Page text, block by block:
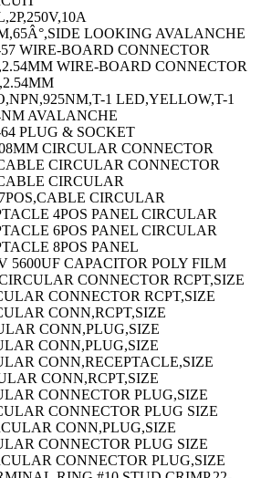
1NO,10A SENSOR MOUNTING BRACKET PHOTOELECTRIC SENSOR PHOTOELECTRIC SENSOR PHOTOELECTRIC SENSOR PHOTOELECTRIC SENSOR PHOTOELECTRIC SENSOR PHOTOELECTRIC SENSOR PHOTOELECTRIC SENSOR PHOTOELECTRIC SENSOR PHOTOELECTRIC SENSOR PHOTOELECTRIC SENSOR PHOTOELECTRIC SENSOR PHOTOELECTRIC SENSOR PHOTOELECTRIC SENSOR PHOTOELECTRIC SENSOR PHOTOELECTRIC SENSOR PHOTOELECTRIC SENSOR PHOTOELECTRIC SENSOR PHOTOELECTRIC SENSOR CAPACITANCE:18000PF CAPACITOR PP FILM 0.047UF,400V,5%,RADIAL CAPACITOR CERAMIC 1500PF,50V,X7R,10%,0402 CAPACITOR CERAMIC 47PF 50V,C0G,5%,0402 CAPACITOR CERAMIC,680PF,50V,X7R,10%,0402 CIRCUIT BREAKER,HYD-MAG,1P,125V,10A CIRCUIT BREAKER,HYD-MAG,1P,250V,2A CIRCUIT BREAKER,HYD-MAG,1P,250V,10A SHLD MULTIPR CABLE 10PR 100FT 300V CHR TRIMMER,POTENTIOMETER,5KOHM 12TURN THRU HOLE TRIMMER,POT 10KOHM 22TURN Panel Cermet Potentiometer Resistance Toleranc CIRCUIT BREAKER,HYD-MAG,1P,240V,20A CIRCUIT BREAKER,HYD-MAG,1P,240V,5A UNSHLD SOOW CORD 2COND 12AWG 250FT 600V TRIMMER,POTENTIOMETER,5KOHM 25TURN THRU HOLE TRIMMER,POTENTIOMETER,100KOHM 12TURN THRU HOLE TRIMMER,POTENTIOMETER,100 OHM 12TURN THRU HOLE TRIMMER,POTENTIOMETER,500 OHM 12TURN THRU HOLE POT,COND PLASTIC,5MOHM,20%,2W PLUG DUST CAP Proximity Sensor Proximity Sensor Input LIMIT SWITCH CONNECTEUR BORD DE CARTE 20 VOIES CONNECTEUR DIP 20V CONNECTEUR DIP 34V CONNECTEUR DIP 64V HE10 FEMELLE 14V ST FIBER OPTIC CONNECTOR 62.5/125?M MULTIMODE MODULAR BATTERY CONTACT,2 WAY,3A Lamps,Indicator Leaded Process Compatib TERMINAL,RING TONGUE,1/2IN,CRIMP TERMINAL,RING TONGUE,#10,CRIMP FERRITE CORE,CYLINDRICAL,220 OHM/100MHZ,300MHZ CONDENSATEUR SERIES:101 Hook-Up Wire Number of Conductors:1 ENCLOSURES,ACCESSORIES ENCLOSURE,JUNCTION BOX,STEEL,GRAY HOLE SEAL,STEEL,22MM HOLE SEAL,STAINLESS STEEL,27MM ENCLOSURE,WALL MOUNT,STEEL,GRAY EMBASE SIL 18V STAINLESS STEEL MOUNTING BRACKET KIT EMBASE SIL 8V EMBASE SIL 14V Wirewound Resistor Thick Film Resistor Series:HD Thick Film Resistor Series:HD Wirewound Resistor Series:PV Wirewound Resistor Wirewound Resistor Series:200 CAT5E RJ45 MODULAR JACK,8POS,1 PORT EMBASE MALE SUB-D COUDEE PLAST. 9 V EMBASE FEM. SUB-D COUDEE PLAST. 9 V EMBASE FEM. SUB-D COUDEE PLAST. 25 V DIODE MODULE,600V,70A,D-55 IC,PRECISION COMP,DUAL,1.3 uS,SOIC-8 LAMP,INCANDESCENT,BI PIN,12V TERMINAL,WIDE ROLL EYELET,0.07IN,THD TERMINAL,RING TONGUE,#8,CRIMP NATURAL LAMP,STACKABLE,INDICATOR,RED Indicating Light - 1 Light - D - 24V AC/ Indicating Light - 2 Lights - P - 24V AC LAMP STACKABLE IND RED/YEL/GRN/BLUE LAMP,STACKABLE,IND,RYG Super Slim Indicating Light - 3 Lights - Super Slim Indicating Light - 3 Lights - TERMINAL,MALE DISCONNECT,0.187IN,RED HOOK & LOOP FASTENER,203.2MM PERFORATED WIRE-BOARD CONNECTOR HEADER 8POS,2.54MM Ceramic Multilayer Capacitor HEAT SINK FEMALE SCREW LOCK KIT,#4-40 Switch Knob CIRCUIT BREAKER,THERMAL,1P,125V,10A CIRCUIT BREAKER,THERMAL,1P,125V,20A CIRCUIT BREAKER,THERMAL,1P,125V,5A CIRCUIT BREAKER,THERMAL,1P,250V,15A MICRO SWITCH PIN PLUNGER SPDT 100mA 250V POWER RELAY,6PDT,115VAC,3A,PLUG IN CIRCUIT BREAKER,THERMAL,2P,250V,20A POWER RELAY,SPDT,24VDC,30A,FLANGE CAPACITOR TANT,1UF,20V,AXIAL 10% HF INDUCTOR,470NH 150MA 10% 160MHZ N CH MOSFET,500V,12A,TO-204AA IC,SINGLE INVERTER,SOT-353-5 Pin Header Number of Contacts:10 PIN HEADER,6POS,3.5MM Standard Terminal Block TURNS COUNTING DIAL,20,6.35MM Terminal Block Number of Positions:10 Circular Connector Body Material:Metal CONTACT,MALE,20-16AWG,CRIMP CONTACT,RECEPTACLE,20-16AWG,CRIMP CONNECTOR CONTACT,PIN,CRIMP CONTACT BLOCK,1NO/1NC,10A,SCREW/CLAMP CAPACITOR ALUM ELEC 100UF,450V,20%,SNAP-IN CARD EJECTOR HEAT SINK IC-AUDIO DIGITAL FILTER CONVERTISSEUR N/A AUDIO CIRCULAR CONN PLUG SIZE 25 128POS,CABLE TERMINAL BLOCK,DIN RAIL,4POS,22-12AWG TERMINAL,RING TONGUE,#10,CRIMP TERMINAL,RING TONGUE,3/8IN,CRIMP TERMINAL,RING TONGUE,#4,CRIMP,RED CONNECTOR,HOUSING,PLUG,16POS,CABLE Jumper TAPE,SPLICING,RUBBER,BLACK 25MMX9.1MM MULTICONDUCTOR DATA CABLE,6 CONDUCTORS CABLE,COAXIAL,UNJKTED,RG405/U,24AWG,50FT,TIN BRD #18 GIFHDLDPE DBSH PVC Hook-Up Wire Conductor Size AWG:18 Hook-Up Wire #18GIFHDLDPE SH FS FRPVC HOOK-UP WIRE,250FT,8AWG,CU,BLACK Single inlet blower,centrifugal,AC mot LED,RED,T-1 3/4 (5MM),18MCD,700NM LED,RED,T-1 3/4 (5MM),150MCD,625NM POWER RELAY DPST-NO/NC,24V,25A BRACKET POWER RELAY,4PST-NO,24VDC,25A BRACKET TERMINAL,RING TONGUE,3/8IN,CRIMP BLUE TERMINAL,RING TONGUE,#4,CRIMP,RED CIRCUIT BREAKER,THERMAL MAG,2P,15A CIRCUIT BREAKER,THERMAL MAG,3P,10A MOUNTING BRACKET CIRCUIT BREAKER,THERMAL MAG,1P,25A CIRCUIT BREAKER,THERMAL MAG,1P,60A CIRCUIT BREAKER,THERMAL MAG,2P,60A SWITCH ACTUATOR RELAY SOCKET 300 VAC 7AMP TYPE R Long Nose Keying Plug For Use With:AMP S MICRO SWITCH,HINGE LEVER,SPDT,5A 250V MICRO SWITCH,HINGE LEVER,SPDT 15A 250V SWITCH,PUSHBUTTON,SPST-NO,10A,400V SWITCH,PUSHBUTTON,SPST-NO,10A,400V POWER RELAY,3PDT,240VAC,15A,PLUG IN TERMINAL,RING TONGUE,#10,CRIMP TERMINA,PARALLEL SPLICE,CRIMP,BRASS,22-18AWG Replacement Keys (2) ROTARY CAM SWITCH Female #16 Stamped and formed crimp contact 18C2411 SHLD MULTICOND CABLE,6COND,22AWG,500FT,300V TERMINAL,RING TONGUE 1/4IN CRIMP YELLOW SWITCH,SLIDE,SPDT,20V,THROUGH HOLE 1624R CMR 4P24 RED 1000 SIB MEASURING,WIRE GAUGE,WIRE GAUGE,U.S. SHLD MULTICOND CABLE,2COND,16AWG,500FT,300V CABLE,SHLD MULTICOND,2COND,18AWG,500FT,300V CABLE,SHLD MULTICOND,4COND,18AWG,1000FT,300V CABLE,SHLD MULTICOND,4COND,18AWG,500FT,300V SHLD MULTICOND CABLE,6COND,18AWG,500FT,300V CABLE,SHLD MULTICOND,6COND,18AWG,500FT,300V Multiconductor Cable SHLD MULTICOND CABLE,2COND,20AWG,500FT,300V SHLD MULTICOND CABLE,4COND,22AWG,1000FT,300V CABLE